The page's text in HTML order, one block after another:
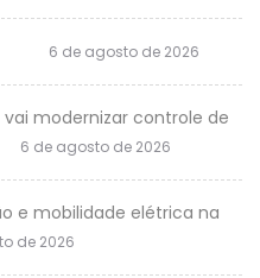
6 de agosto de 2026
modernizar controle de
6 de agosto de 2026
e mobilidade elétrica na
de 2026